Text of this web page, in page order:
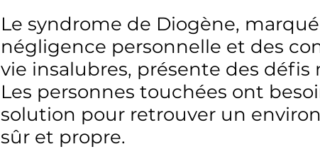
Le syndrome de Diogène,
négligence personnelle et des
vie insalubres, présente des défis
Les personnes touchées ont
solution pour retrouver un
sûr et propre.